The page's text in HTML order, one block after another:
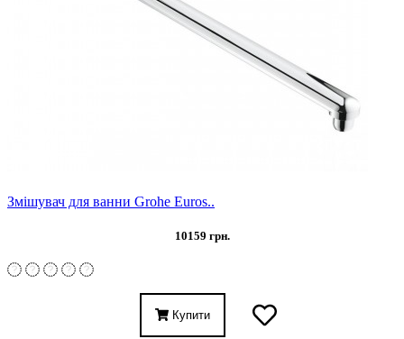
Змішувач для ванни Grohe Euros..
10159 грн.
Купити